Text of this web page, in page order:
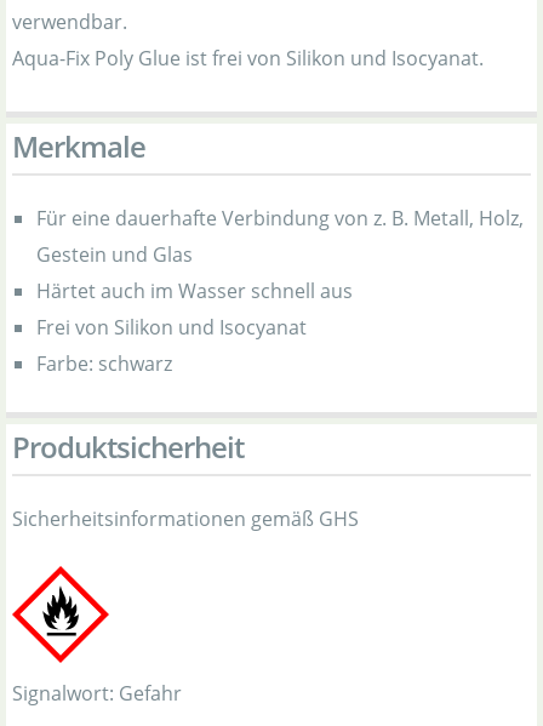
verwendbar.
Aqua-Fix Poly Glue ist frei von Silikon und Isocyanat.
Merkmale
Für eine dauerhafte Verbindung von z. B. Metall, Holz,
Gestein und Glas
Härtet auch im Wasser schnell aus
Frei von Silikon und Isocyanat
Farbe: schwarz
Produktsicherheit
Sicherheitsinformationen gemäß GHS
Signalwort: Gefahr